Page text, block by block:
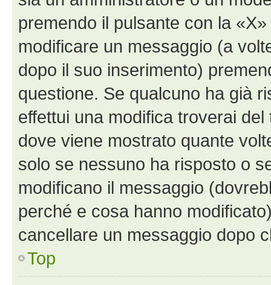
premendo il pulsante con la
modificare un messaggio (a
dopo il suo inserimento)
questione. Se qualcuno ha già
effettui una modifica troverai
dove viene mostrato quante
solo se nessuno ha risposto o
modificano il messaggio
perché e cosa hanno
cancellare un messaggio dopo
Top